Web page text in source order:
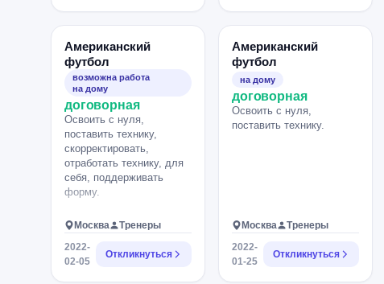
Американский
футбол
возможна работа
на дому
договорная
Освоить с нуля,
поставить технику,
скорректировать,
отработать технику, для
себя, поддерживать
форму.
Москва
Тренеры
2022-
02-05
Откликнуться
Американский
футбол
на дому
договорная
Освоить с нуля,
поставить технику.
Москва
Тренеры
2022-
01-25
Откликнуться